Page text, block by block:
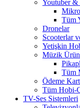
Youtuber &
Tüm
Dronelar
Scooterlar
Yetişkin
Müzik
Tüm
Ödeme
Tüm Hobi-
TV-Ses Sistemleri